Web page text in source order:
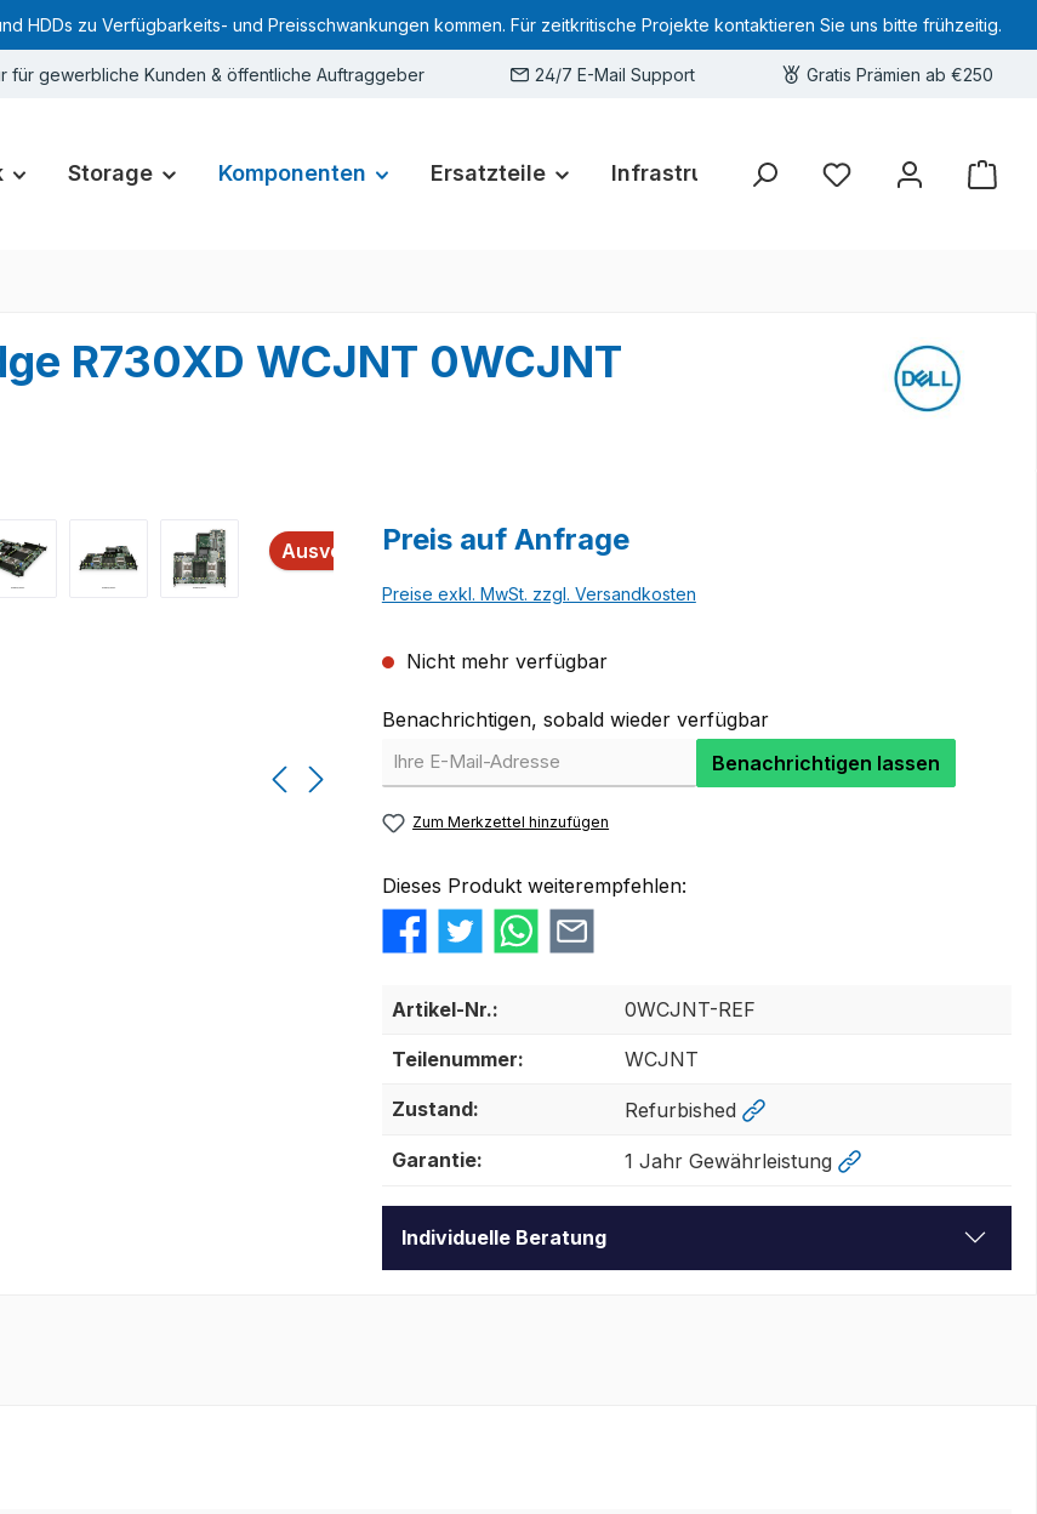
HDDs zu Verfügbarkeits- und Preisschwankungen kommen. Für zeitkritische Projekte kontaktieren Sie uns bitte frühzeitig.
für gewerbliche Kunden & öffentliche Auftraggeber 24/7 E-Mail Support Gratis Prämien ab €250
Storage Komponenten Ersatzteile Infrastruktur Hardware-Deals
Sie haben 0 Produkte
R730XD WCJNT 0WCJNT
AusverkauftPreis auf Anfrage
Preise exkl. MwSt. zzgl. Versandkosten
Nicht mehr verfügbar
Benachrichtigen, sobald wieder verfügbar
Benachrichtigen lassen
Zum Merkzettel hinzufügen
Dieses Produkt weiterempfehlen:
Artikel-Nr.: 0WCJNT-REF
Teilenummer: WCJNT
Zustand: Refurbished
Garantie: 1 Jahr Gewährleistung
Individuelle Beratung